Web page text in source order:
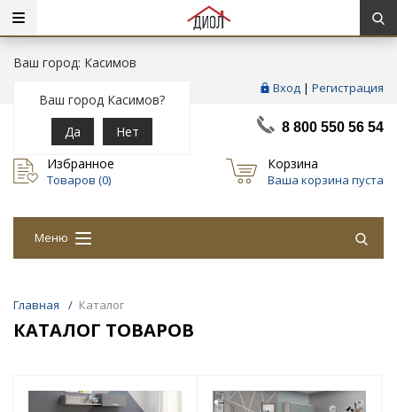
Ваш город: Касимов
Ваш город Касимов?
Да
Нет
Вход | Регистрация
8 800 550 56 54
Избранное
Товаров (0)
Корзина
Ваша корзина пуста
Меню
Главная / Каталог
КАТАЛОГ ТОВАРОВ